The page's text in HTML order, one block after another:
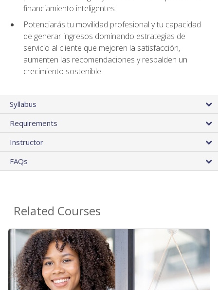
financiamiento inteligentes.
Potenciarás tu movilidad profesional y tu capacidad
de generar ingresos dominando estrategias de
servicio al cliente que mejoren la satisfacción,
aumenten las recomendaciones y respalden un
crecimiento sostenible.
Syllabus
Requirements
Instructor
FAQs
Related Courses